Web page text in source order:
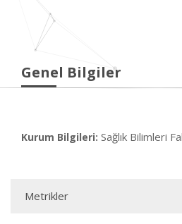
Genel Bilgiler
Kurum Bilgileri: Sağlık Bilimleri
Metrikler